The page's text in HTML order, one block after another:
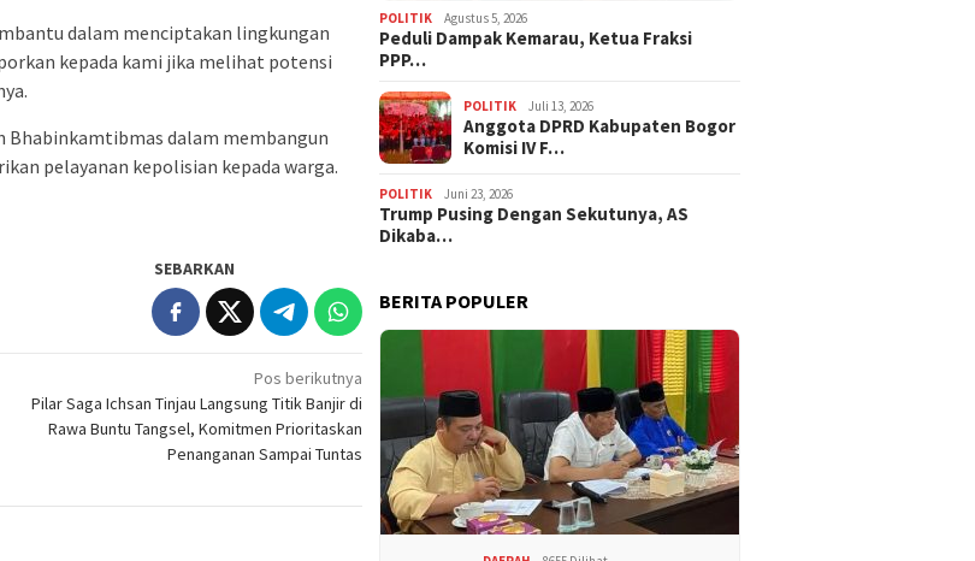
dalam menciptakan lingkungan
kepada kami jika melihat potensi
Bhabinkamtibmas dalam membangun
pelayanan kepolisian kepada warga.
SEBARKAN
Pos berikutnya
Pilar Saga Ichsan Tinjau Langsung Titik Banjir di
Rawa Buntu Tangsel, Komitmen Prioritaskan
Penanganan Sampai Tuntas
POLITIK Agustus 5, 2026
‎Peduli Dampak Kemarau, Ketua Fraksi
PPP…
POLITIK Juli 13, 2026
Anggota DPRD Kabupaten Bogor
Komisi IV F…
POLITIK Juni 23, 2026
Trump Pusing Dengan Sekutunya, AS
Dikaba…
BERITA POPULER